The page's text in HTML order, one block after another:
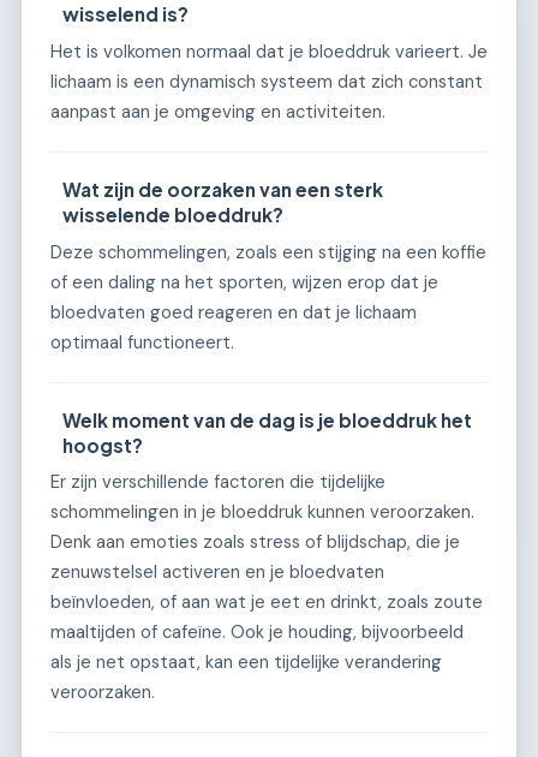
wisselend is?
Het is volkomen normaal dat je bloeddruk varieert. Je
lichaam is een dynamisch systeem dat zich constant
aanpast aan je omgeving en activiteiten.
Wat zijn de oorzaken van een sterk
wisselende bloeddruk?
Deze schommelingen, zoals een stijging na een koffie
of een daling na het sporten, wijzen erop dat je
bloedvaten goed reageren en dat je lichaam
optimaal functioneert.
Welk moment van de dag is je bloeddruk het
hoogst?
Er zijn verschillende factoren die tijdelijke
schommelingen in je bloeddruk kunnen veroorzaken.
Denk aan emoties zoals stress of blijdschap, die je
zenuwstelsel activeren en je bloedvaten
beïnvloeden, of aan wat je eet en drinkt, zoals zoute
maaltijden of cafeïne. Ook je houding, bijvoorbeeld
als je net opstaat, kan een tijdelijke verandering
veroorzaken.